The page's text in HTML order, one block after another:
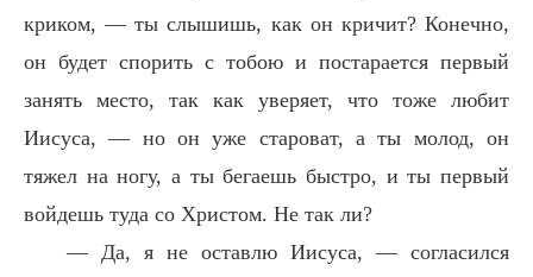
криком, — ты слышишь, как он кричит? Конечно,
он будет спорить с тобою и постарается первый
занять место, так как уверяет, что тоже любит
Иисуса, — но он уже староват, а ты молод, он
тяжел на ногу, а ты бегаешь быстро, и ты первый
войдешь туда со Христом. Не так ли?
— Да, я не оставлю Иисуса, — согласился